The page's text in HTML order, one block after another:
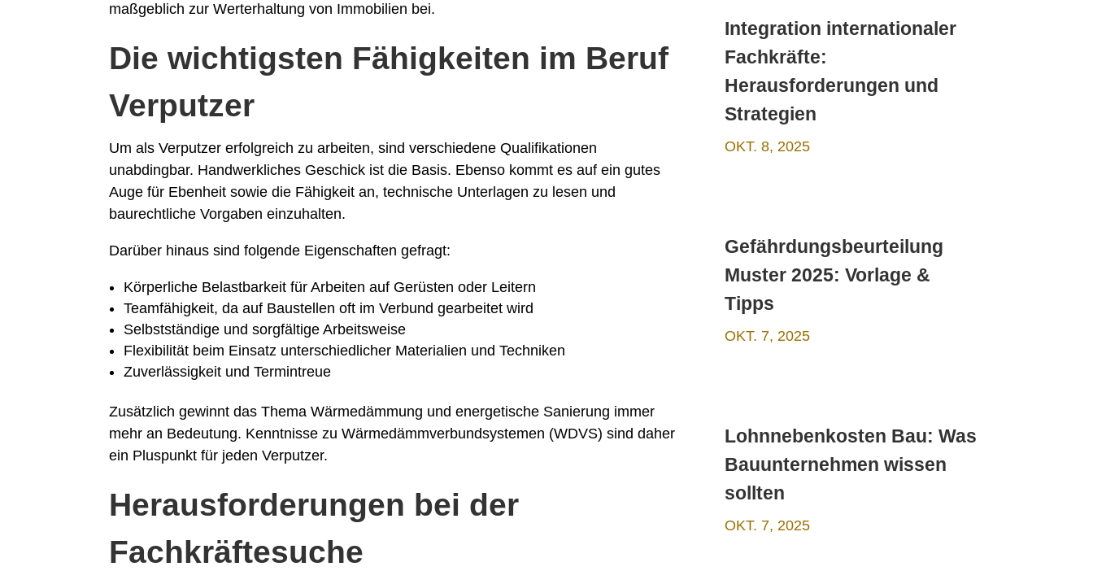
maßgeblich zur Werterhaltung von Immobilien bei.
Die wichtigsten Fähigkeiten im Beruf
Verputzer
Um als Verputzer erfolgreich zu arbeiten, sind verschiedene Qualifikationen
unabdingbar. Handwerkliches Geschick ist die Basis. Ebenso kommt es auf ein gutes
Auge für Ebenheit sowie die Fähigkeit an, technische Unterlagen zu lesen und
baurechtliche Vorgaben einzuhalten.
Darüber hinaus sind folgende Eigenschaften gefragt:
Körperliche Belastbarkeit für Arbeiten auf Gerüsten oder Leitern
Teamfähigkeit, da auf Baustellen oft im Verbund gearbeitet wird
Selbstständige und sorgfältige Arbeitsweise
Flexibilität beim Einsatz unterschiedlicher Materialien und Techniken
Zuverlässigkeit und Termintreue
Zusätzlich gewinnt das Thema Wärmedämmung und energetische Sanierung immer
mehr an Bedeutung. Kenntnisse zu Wärmedämmverbundsystemen (WDVS) sind daher
ein Pluspunkt für jeden Verputzer.
Herausforderungen bei der
Fachkräftesuche
Integration internationaler
Fachkräfte:
Herausforderungen und
Strategien
OKT. 8, 2025
Gefährdungsbeurteilung
Muster 2025: Vorlage &
Tipps
OKT. 7, 2025
Lohnnebenkosten Bau: Was
Bauunternehmen wissen
sollten
OKT. 7, 2025